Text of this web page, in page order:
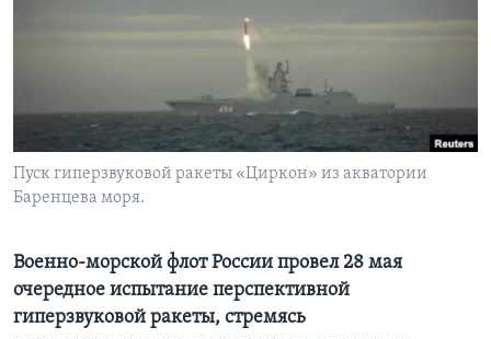
Языки
Пуск гиперзвуковой ракеты «Циркон» из акватории
Баренцева моря.
Военно-морской флот России провел 28 мая
очередное испытание перспективной
гиперзвуковой ракеты, стремясь